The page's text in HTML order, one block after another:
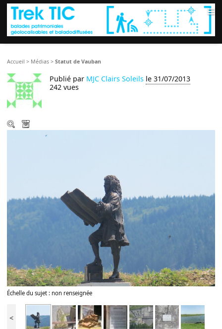
≡
Accueil > Médias >Statut de Vauban
Publié par MJC Clairs Soleils le 31/07/2013
242 vues
Échelle du sujet : non renseignée
<